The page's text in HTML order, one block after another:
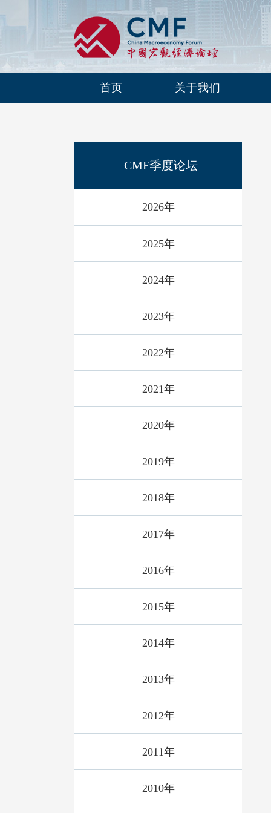
首页 关于我们
CMF季度论坛
2026年
2025年
2024年
2023年
2022年
2021年
2020年
2019年
2018年
2017年
2016年
2015年
2014年
2013年
2012年
2011年
2010年